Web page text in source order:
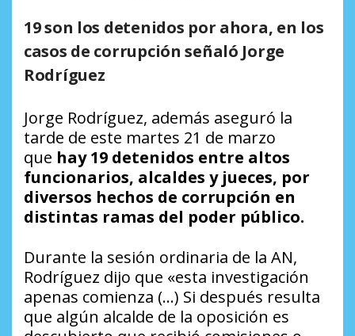
19 son los detenidos por ahora, en los
casos de corrupción señaló Jorge
Rodríguez
Jorge Rodríguez, además aseguró la
tarde de este martes 21 de marzo
que hay 19 detenidos entre altos
funcionarios, alcaldes y jueces, por
diversos hechos de corrupción en
distintas ramas del poder público.
Durante la sesión ordinaria de la AN,
Rodríguez dijo que «esta investigación
apenas comienza (…) Si después resulta
que algún alcalde de la oposición es